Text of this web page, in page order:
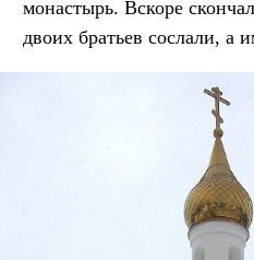
монастырь. Вскоре
двоих братьев сослали, а